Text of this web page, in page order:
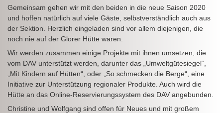
Gemeinsam gehen wir mit den beiden in die neue Saison 2020
und hoffen natürlich auf viele Gäste, selbstverständlich auch aus
der Sektion. Herzlich eingeladen sind vor allem diejenigen, die
noch nie auf der Glorer Hütte waren.
Wir werden zusammen einige Projekte mit ihnen umsetzen, die
vom DAV unterstützt werden, darunter das „Umweltgütesiegel“,
„Mit Kindern auf Hütten“, oder „So schmecken die Berge“, eine
Initiative zur Unterstützung regionaler Produkte. Auch wird die
Hütte an das Online-Reservierungssystem des DAV angebunden.
Christine und Wolfgang sind offen für Neues und mit großem